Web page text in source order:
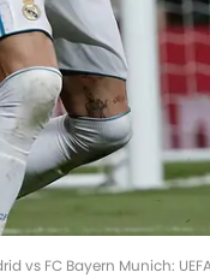
vs FC Bayern Munich: